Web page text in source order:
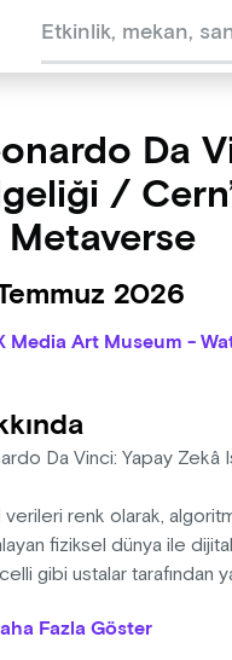
Da
/
Metaverse
2026
Media Art Museum -
Da Vinci: Yapay Zekâ
verileri renk olarak,
fiziksel dünya ile
gibi ustalar tarafından
sanat ve bilimin
Fazla Göster